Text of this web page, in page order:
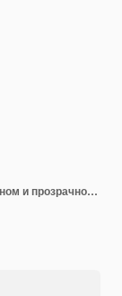
PSD 3D шаблон толстовки на изолированном и прозрачном фоне